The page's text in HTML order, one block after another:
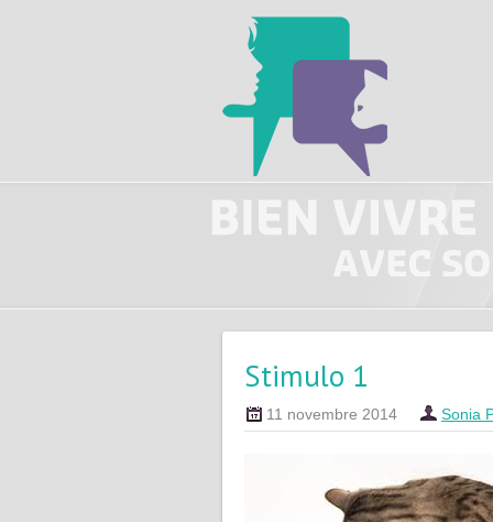
Stimulo 1
11 novembre 2014 Sonia